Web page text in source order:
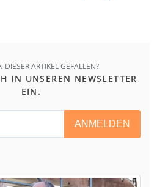
DIESER ARTIKEL GEFALLEN?
IN UNSEREN NEWSLETTER
EIN.
ANMELDEN